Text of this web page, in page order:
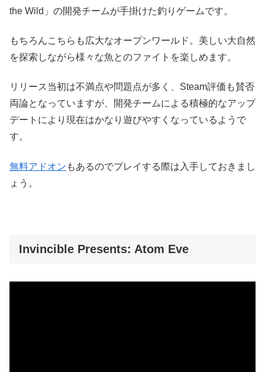
the Wild」の開発チームが手掛けた釣りゲームです。
もちろんこちらも広大なオープンワールド。美しい大自然
を探索しながら様々な魚とのファイトを楽しめます。
リリース当初は不満点や問題点が多く、Steam評価も賛否
両論となっていますが、開発チームによる積極的なアップ
デートにより現在はかなり遊びやすくなっているようで
す。
無料アドオン もあるのでプレイする際は入手しておきまし
ょう。
Invincible Presents: Atom Eve